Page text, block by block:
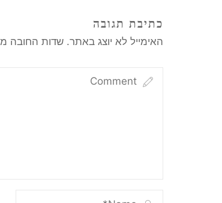
כתיבת תגובה
האימייל לא יוצג באתר. שדות החובה